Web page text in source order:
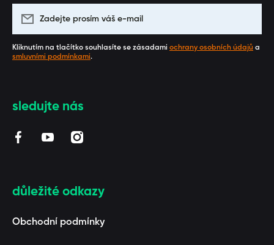
Zadejte prosím váš e-mail
Kliknutím na tlačítko souhlasíte se zásadami ochrany osobních údajů a
smluvními podmínkami.
sledujte nás
facebookcom/BAAGL/
youtubecom/channel/
instagramcom/baaglcz/
důležité odkazy
Obchodní podmínky